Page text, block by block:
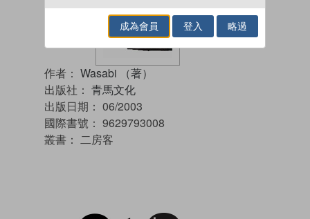
作者： Wasabi （著）
出版社： 青馬文化
出版日期： 06/2003
國際書號： 9629793008
叢書： 二房客
成為會員 登入 略過